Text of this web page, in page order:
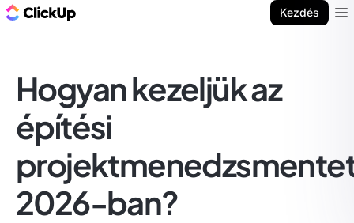
Kezdés
Hogyan kezeljük az
építési
2026-ban?